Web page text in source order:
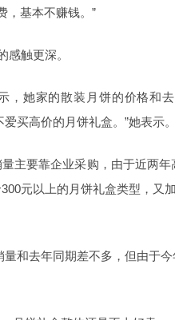
，基本不赚钱。”
感触更深。
，她家的散装月饼的价格和
买高价的月饼礼盒。”她表示
主要靠企业采购，由于近两
元以上的月饼礼盒类型，又
量和去年同期差不多，但由于